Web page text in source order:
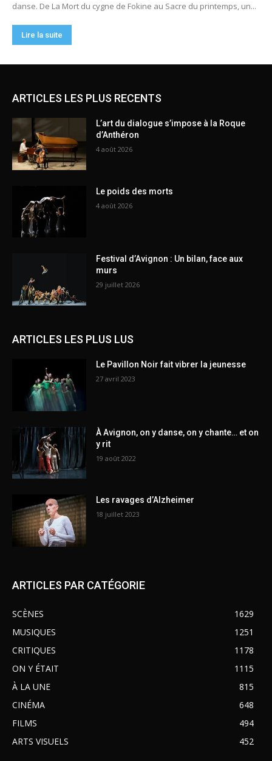
ARTICLES LES PLUS RECENTS
L’art du dialogue s’impose à la Roque
d’Anthéron
4 août 2026
Le poids des morts
4 août 2026
Festival d’Avignon : Un bilan, face aux
murs
29 juillet 2026
ARTICLES LES PLUS LUS
Le Pavillon Noir fait vibrer la jeunesse
27 avril 2023
À Avignon, on y danse, on y chante… et on
y rit
19 août 2022
Les ravages d’Alzheimer
18 juillet 2023
ARTICLES PAR CATÉGORIE
SCÈNES
1629
MUSIQUES
1251
CRITIQUES
1178
ON Y ÉTAIT
1115
À LA UNE
815
CINÉMA
648
FILMS
494
ARTS VISUELS
452